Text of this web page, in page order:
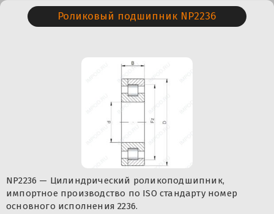
Роликовый подшипник NP2236
NP2236 — Цилиндрический роликоподшипник,
импортное производство по ISO стандарту номер
основного исполнения 2236.